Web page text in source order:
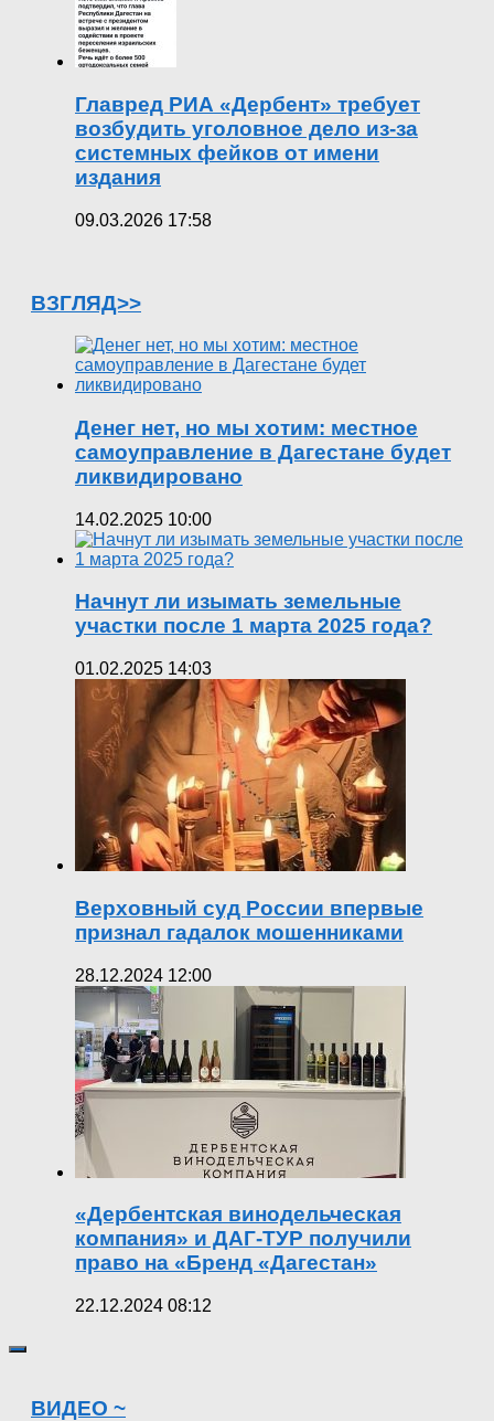
Главред РИА «Дербент» требует
возбудить уголовное дело из-за
системных фейков от имени
издания
09.03.2026 17:58
ВЗГЛЯД>>
Денег нет, но мы хотим: местное
самоуправление в Дагестане будет
ликвидировано
14.02.2025 10:00
Начнут ли изымать земельные
участки после 1 марта 2025 года?
01.02.2025 14:03
Верховный суд России впервые
признал гадалок мошенниками
28.12.2024 12:00
«Дербентская винодельческая
компания» и ДАГ-ТУР получили
право на «Бренд «Дагестан»
22.12.2024 08:12
ВИДЕО ~